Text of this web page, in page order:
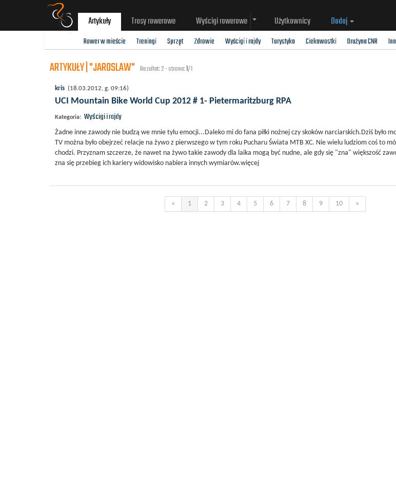
Artykuły Trasy rowerowe Wyścigi rowerowe Użytkownicy Dodaj
Rower w mieście Treningi Sprzęt Zdrowie Wyścigi i rajdy Turystyka Ciekawostki Drużyna CNR
ARTYKUŁY | "JAROSLAW" Rezultat: 2 - strona:1/1
kris (18.03.2012, g. 09:16)
UCI Mountain Bike World Cup 2012 # 1- Pietermaritzburg RPA
Kategoria: Wyścigi i rajdy
Żadne inne zawody nie budzą we mnie tylu emocji...Daleko mi do fana piłki nożnej czy skoków narciarskich.Dziś było
TV można było obejrzeć relacje na żywo z pierwszego w tym roku Pucharu Świata MTB XC. Nie wielu ludziom coś to
chodzi. Przyznam szczerze, że nawet na żywo takie zawody dla laika mogą być nudne, ale gdy się "zna" większość
zna się przebieg ich kariery widowisko nabiera innych wymiarów.więcej
« 1 2 3 4 5 6 7 8 9 10 »